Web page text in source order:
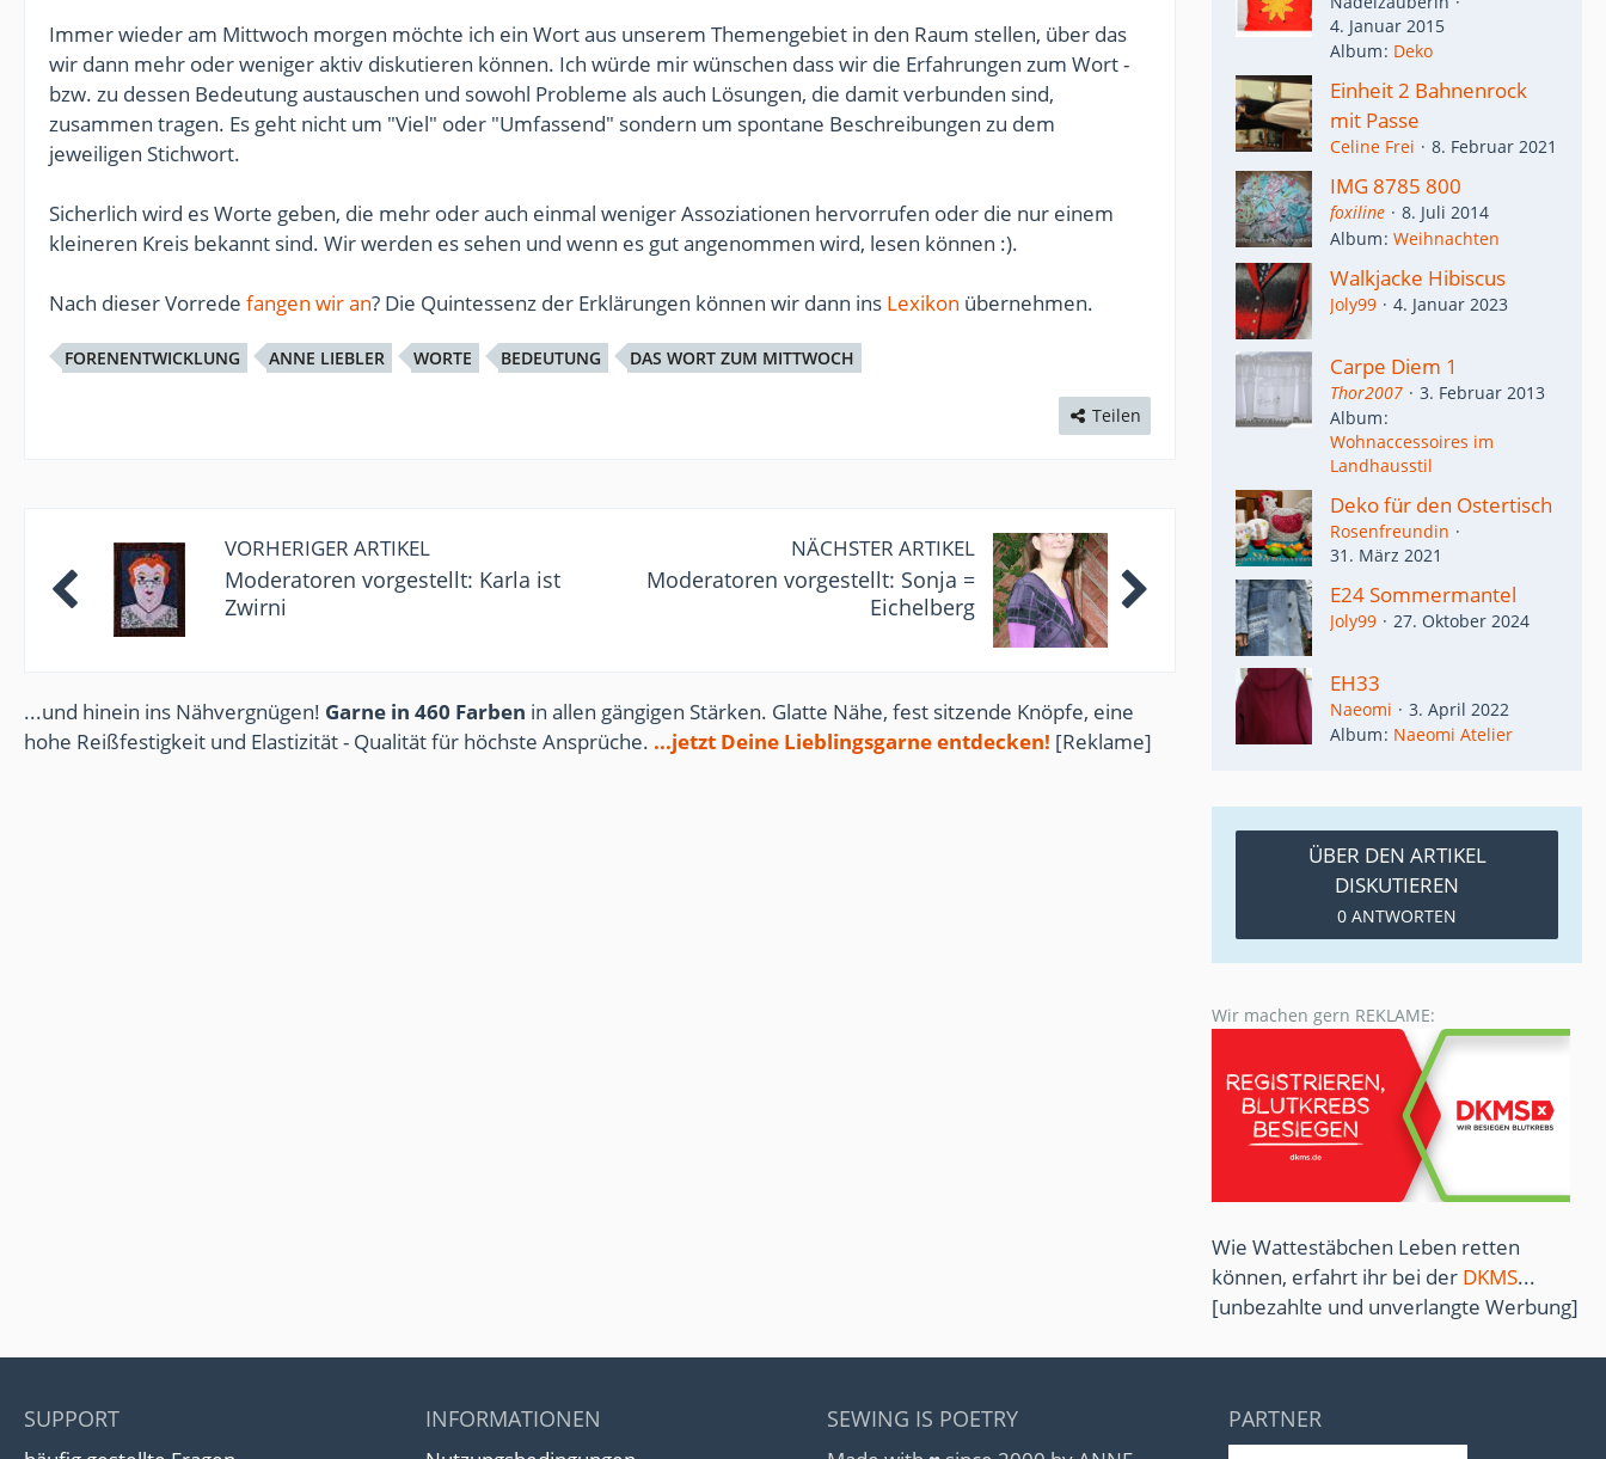
Immer wieder am Mittwoch morgen möchte ich ein Wort aus unserem Themengebiet in den Raum stellen, über das
wir dann mehr oder weniger aktiv diskutieren können. Ich würde mir wünschen dass wir die Erfahrungen zum Wort -
bzw. zu dessen Bedeutung austauschen und sowohl Probleme als auch Lösungen, die damit verbunden sind,
zusammen tragen. Es geht nicht um "Viel" oder "Umfassend" sondern um spontane Beschreibungen zu dem
jeweiligen Stichwort.
Sicherlich wird es Worte geben, die mehr oder auch einmal weniger Assoziationen hervorrufen oder die nur einem
kleineren Kreis bekannt sind. Wir werden es sehen und wenn es gut angenommen wird, lesen können :).
Nach dieser Vorrede fangen wir an? Die Quintessenz der Erklärungen können wir dann ins Lexikon übernehmen.
FORENENTWICKLUNG ANNE LIEBLER WORTE BEDEUTUNG DAS WORT ZUM MITTWOCH
Teilen
VORHERIGER ARTIKEL
Moderatoren vorgestellt: Karla ist
Zwirni
NÄCHSTER ARTIKEL
Moderatoren vorgestellt: Sonja =
Eichelberg
...und hinein ins Nähvergnügen! Garne in 460 Farben in allen gängigen Stärken. Glatte Nähe, fest sitzende Knöpfe, eine
hohe Reißfestigkeit und Elastizität - Qualität für höchste Ansprüche. ...jetzt Deine Lieblingsgarne entdecken! [Reklame]
4. Januar 2015
Album Deko
Einheit 2 Bahnenrock
mit Passe
Celine Frei 8. Februar 2021
IMG 8785 800
foxiline
8. Juli 2014
Album Weihnachten
Walkjacke Hibiscus
Joly99 4. Januar 2023
Carpe Diem 1
Thor2007
3. Februar 2013
Album
Wohnaccessoires im
Landhausstil
Deko für den Ostertisch
Rosenfreundin
31. März 2021
E24 Sommermantel
Joly99 27. Oktober 2024
EH33
Naeomi
3. April 2022
Album Naeomi Atelier
ÜBER DEN ARTIKEL
DISKUTIEREN
0 ANTWORTEN
Wir machen gern REKLAME:
Wie Wattestäbchen Leben retten
können, erfahrt ihr bei der DKMS...
[unbezahlte und unverlangte Werbung]
SUPPORT INFORMATIONEN SEWING IS POETRY PARTNER